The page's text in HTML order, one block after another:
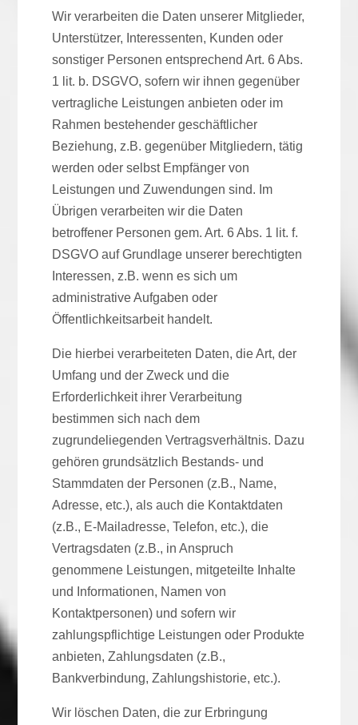
Wir verarbeiten die Daten unserer Mitglieder,
Unterstützer, Interessenten, Kunden oder
sonstiger Personen entsprechend Art. 6 Abs.
1 lit. b. DSGVO, sofern wir ihnen gegenüber
vertragliche Leistungen anbieten oder im
Rahmen bestehender geschäftlicher
Beziehung, z.B. gegenüber Mitgliedern, tätig
werden oder selbst Empfänger von
Leistungen und Zuwendungen sind. Im
Übrigen verarbeiten wir die Daten
betroffener Personen gem. Art. 6 Abs. 1 lit. f.
DSGVO auf Grundlage unserer berechtigten
Interessen, z.B. wenn es sich um
administrative Aufgaben oder
Öffentlichkeitsarbeit handelt.
Die hierbei verarbeiteten Daten, die Art, der
Umfang und der Zweck und die
Erforderlichkeit ihrer Verarbeitung
bestimmen sich nach dem
zugrundeliegenden Vertragsverhältnis. Dazu
gehören grundsätzlich Bestands- und
Stammdaten der Personen (z.B., Name,
Adresse, etc.), als auch die Kontaktdaten
(z.B., E-Mailadresse, Telefon, etc.), die
Vertragsdaten (z.B., in Anspruch
genommene Leistungen, mitgeteilte Inhalte
und Informationen, Namen von
Kontaktpersonen) und sofern wir
zahlungspflichtige Leistungen oder Produkte
anbieten, Zahlungsdaten (z.B.,
Bankverbindung, Zahlungshistorie, etc.).
Wir löschen Daten, die zur Erbringung